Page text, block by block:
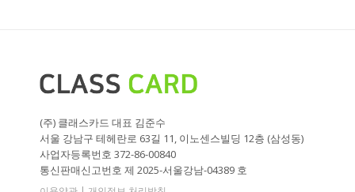
(주) 클래스카드 대표 김준수
서울 강남구 테헤란로 63길 11, 이노센스빌딩 12층 (삼성동)
사업자등록번호 372-86-00840
통신판매신고번호 제 2025-서울강남-04389 호